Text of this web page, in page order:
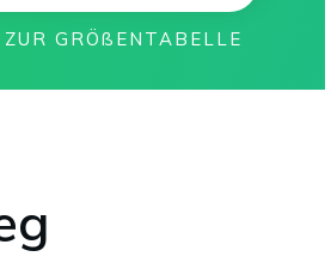
ZUR GRÖßENTABELLE